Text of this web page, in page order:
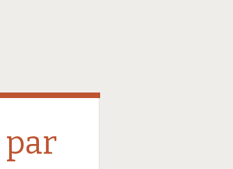
par